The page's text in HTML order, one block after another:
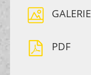
GALERIE
PDF